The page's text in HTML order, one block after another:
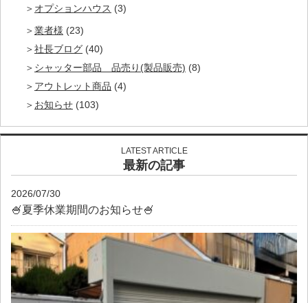
オプションハウス (3)
業者様 (23)
社長ブログ (40)
シャッター部品 品売り(製品販売) (8)
アウトレット商品 (4)
お知らせ (103)
LATEST ARTICLE
最新の記事
2026/07/30
🍧夏季休業期間のお知らせ🍧